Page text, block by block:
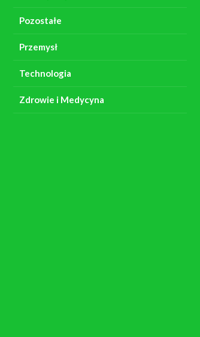
Pozostałe
Przemysł
Technologia
Zdrowie i Medycyna